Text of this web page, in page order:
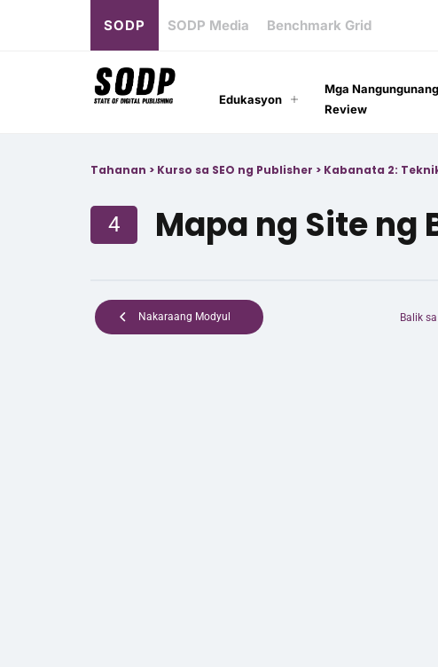
SODP SODP Media Benchmark Grid
Edukasyon
Mga
Review
Tahanan > Kurso sa SEO ng Publisher > Kabanata 2:
4 Mapa ng Site ng
Nakaraang Modyul Balik